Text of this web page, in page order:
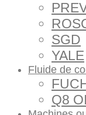
SGD
YALE
Fluide de
Q8